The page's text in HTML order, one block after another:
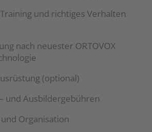
und richtiges Verhalten
nach neuester ORTOVOX
(optional)
und Ausbildergebühren
Organisation